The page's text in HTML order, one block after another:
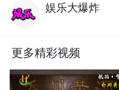
娱乐大爆炸
更多精彩视频